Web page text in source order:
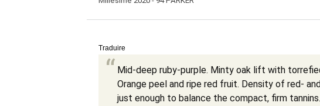
Traduire
Mid-deep ruby-purple. Minty oak lift with
Orange peel and ripe red fruit. Density of red-
just enough to balance the compact, firm